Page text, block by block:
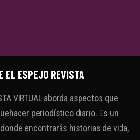
EL ESPEJO REVISTA
VIRTUAL aborda aspectos que
periodístico diario. Es un
encontrarás historias de vida,